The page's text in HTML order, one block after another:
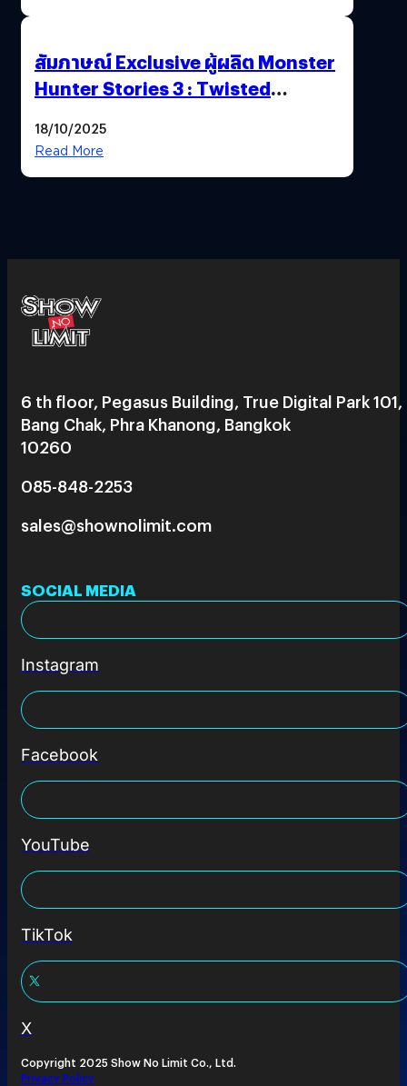
สัมภาษณ์ Exclusive ผู้ผลิต Monster
Hunter Stories 3 : Twisted
สวยฉ่ำ !
18/10/2025
Read More
6 th floor, Pegasus Building, True Digital Park 101,
Bang Chak, Phra Khanong, Bangkok
10260
085-848-2253
sales@shownolimit.com
SOCIAL MEDIA
Instagram
Facebook
YouTube
TikTok
X
Copyright 2025 Show No Limit Co., Ltd.
Privacy Policy